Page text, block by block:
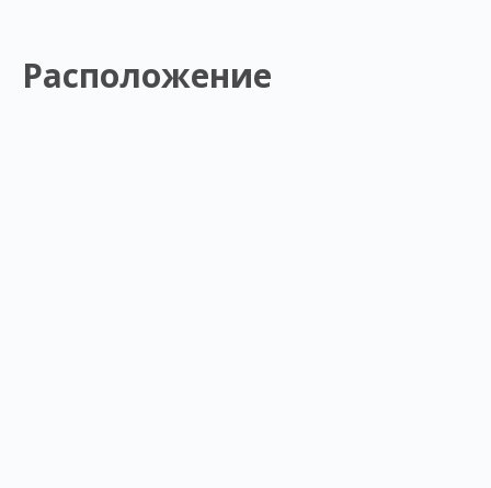
Расположение